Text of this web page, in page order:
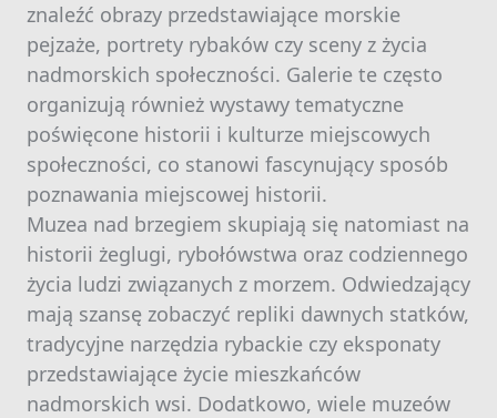
znaleźć obrazy przedstawiające morskie
pejzaże, portrety rybaków czy sceny z życia
nadmorskich społeczności. Galerie te często
organizują również wystawy tematyczne
poświęcone historii i kulturze miejscowych
społeczności, co stanowi fascynujący sposób
poznawania miejscowej historii.
Muzea nad brzegiem skupiają się natomiast na
historii żeglugi, rybołówstwa oraz codziennego
życia ludzi związanych z morzem. Odwiedzający
mają szansę zobaczyć repliki dawnych statków,
tradycyjne narzędzia rybackie czy eksponaty
przedstawiające życie mieszkańców
nadmorskich wsi. Dodatkowo, wiele muzeów